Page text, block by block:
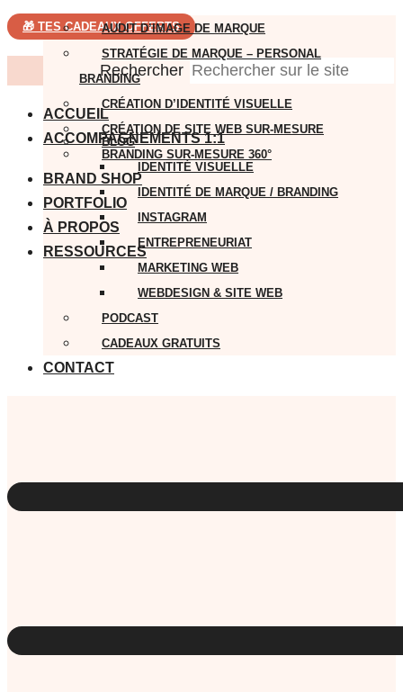
🎁 TES CADEAUX OFFERTS
Rechercher
ACCUEIL
ACCOMPAGNEMENTS 1:1
AUDIT D’IMAGE DE MARQUE
STRATÉGIE DE MARQUE – PERSONAL
BRANDING
CRÉATION D’IDENTITÉ VISUELLE
CRÉATION DE SITE WEB SUR-MESURE
BRANDING SUR-MESURE 360°
BRAND SHOP
PORTFOLIO
À PROPOS
RESSOURCES
BLOG
IDENTITÉ VISUELLE
IDENTITÉ DE MARQUE / BRANDING
INSTAGRAM
ENTREPRENEURIAT
MARKETING WEB
WEBDESIGN & SITE WEB
PODCAST
CADEAUX GRATUITS
CONTACT